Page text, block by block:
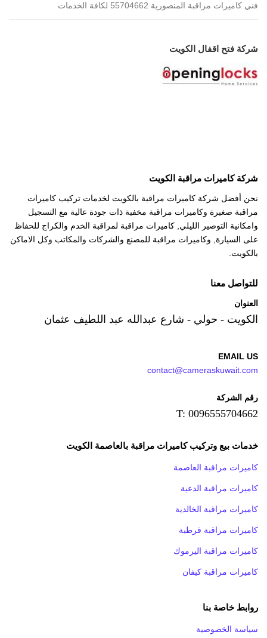
فني كاميرات مراقبة المنصورية 55704662 لكافة الخدمات
شركة فتح اقفال الكويت
شركة كاميرات مراقبة الكويت
نحن أفضل شركة كاميرات مراقبة بالكويت لخدمات تركيب كاميرات
مراقبة صغيرة وكاميرات مراقبة مخفية ذات جودة عالية مع التسجيل
وامكانية التوصير الليلي, كاميرات مراقبة لمراقبة الخدم والكراج للحفاظ
على السيارة, وكاميرات مراقبة للمصنع والشركات والمكاتب وكل الاماكن
بالكويت.
للتواصل معنا
العنوان
الكويت - حولي - شارع عبدالله عبد اللطيف عثمان
EMAIL US
contact@cameraskuwait.com
رقم الشركة
T: 0096555704662
خدمات بيع وتركيب كاميرات مراقبة بالعاصمة الكويت
كاميرات مراقبة العاصمة
كاميرات مراقبة الدعية
كاميرات مراقبة الخالدية
كاميرات مراقبة قرطبة
كاميرات مراقبة اليرموك
كاميرات مراقبة كيفان
روابط خاصة بنا
سياسة الخصوصية